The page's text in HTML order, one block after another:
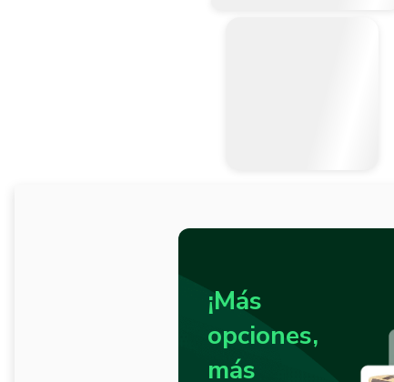
¡Más
opciones,
más